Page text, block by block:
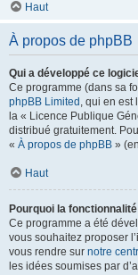
Haut
À propos de phpBB
Qui a développé ce
Ce programme (dans sa
phpBB Limited , qui en est
la « Licence Publique
distribué gratuitement.
« À propos de phpBB »
Haut
Pourquoi la
Ce programme a été
vous souhaitez proposer
vous rendre sur notre
les idées soumises par